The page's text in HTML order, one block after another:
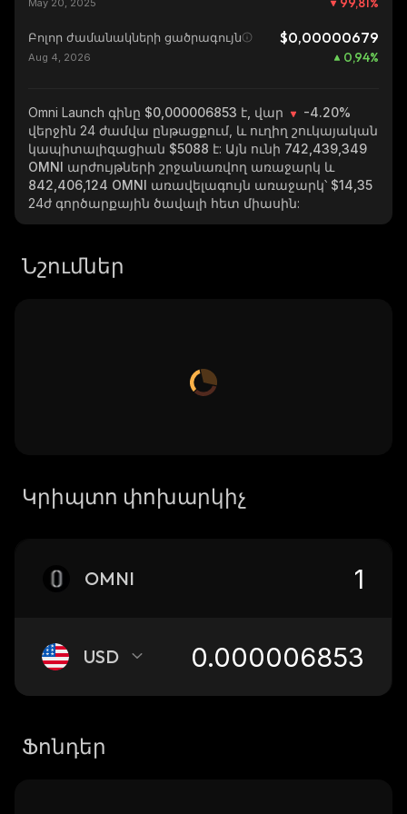
May 20, 2025
Բոլոր ժամանակների ցածրագույն $0,00000679
Aug 4, 2026 0,94%
Omni Launch գինը $0,000006853 է, վար
-4.20%
վերջին 24 ժամվա ընթացքում, և ուղիղ շուկայական
կապիտալիզացիան $5088 է: Այն ունի 742,439,349
OMNI արժույթների շրջանառվող առաջարկ և
842,406,124 OMNI առավելագույն առաջարկ՝ $14,35
24ժ գործարքային ծավալի հետ միասին:
Նշումներ
Կրիպտո փոխարկիչ
OMNI
USD
Ֆոնդեր